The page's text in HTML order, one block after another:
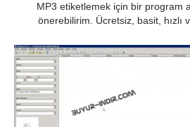
MP3 etiketlemek için bir program
önerebilirim. Ücretsiz, basit, hızlı